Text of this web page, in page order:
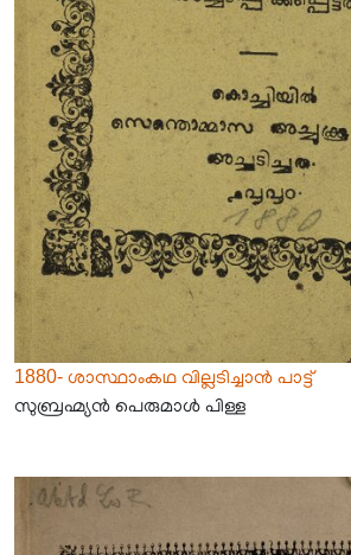
1880- ശാസ്ഥാംകഥ വില്ലടിച്ചാൻ പാട്ട്
സുബ്രഹ്മ്യൻ പെരുമാൾ പിള്ള